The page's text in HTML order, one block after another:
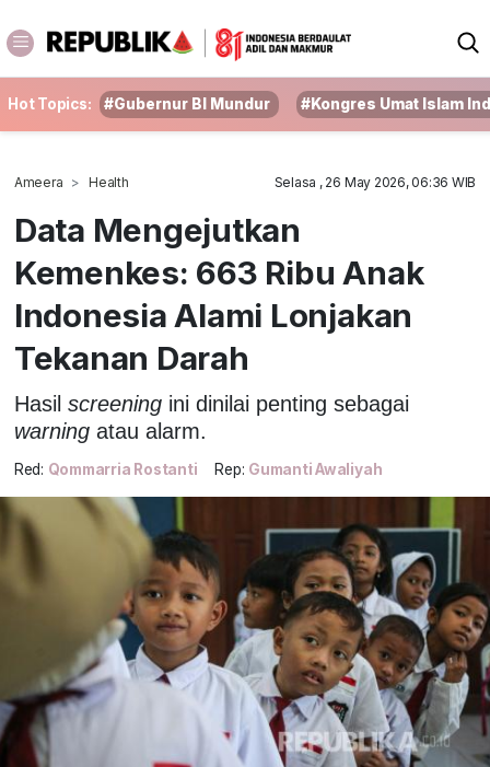
Hot Topics: #Gubernur BI Mundur #Kongres Umat Islam
Ameera Health Selasa , 26 May 2026, 06:36 WIB
Data Mengejutkan
Kemenkes: 663 Ribu Anak
Indonesia Alami Lonjakan
Tekanan Darah
Hasil screeningini dinilai penting sebagai
warningatau alarm.
Red: Qommarria Rostanti Rep: Gumanti Awaliyah